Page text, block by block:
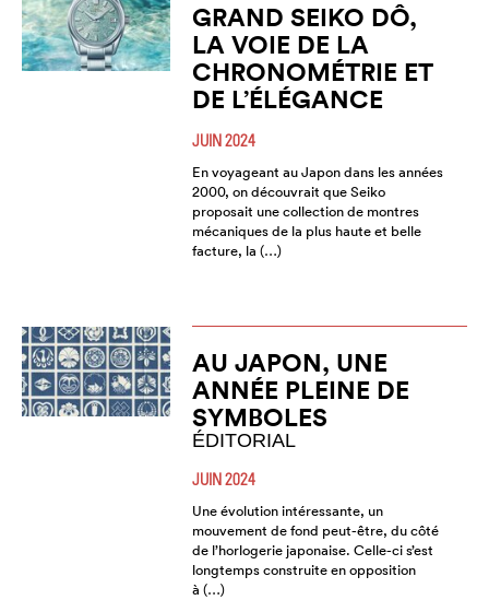
GRAND SEIKO DÔ,
LA VOIE DE LA
CHRONOMÉTRIE ET
DE L’ÉLÉGANCE
JUIN 2024
En voyageant au Japon dans les années
2000, on découvrait que Seiko
proposait une collection de montres
mécaniques de la plus haute et belle
facture, la (…)
AU JAPON, UNE
ANNÉE PLEINE DE
SYMBOLES
ÉDITORIAL
JUIN 2024
Une évolution intéressante, un
mouvement de fond peut-être, du côté
de l’horlogerie japonaise. Celle-ci s’est
longtemps construite en opposition
à (…)